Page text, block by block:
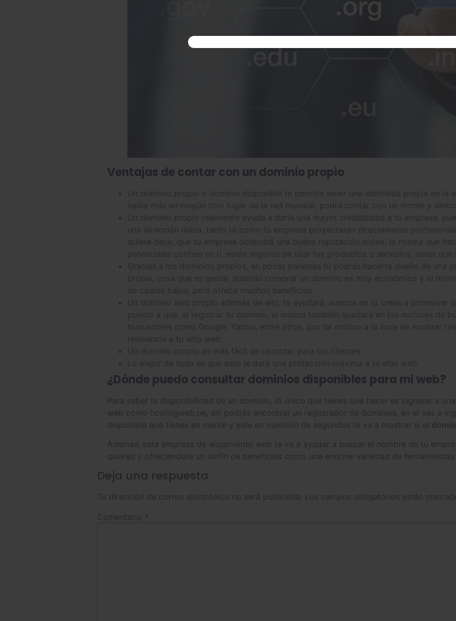
Ventajas de contar con un dominio propio
¿Dónde puedo consultar dominios disponibles para mi web?
Para saber la disponibilidad de un dominio, lo único que tienes que hacer es ingresar a
web como hostingweb.pe, allí podrás encontrar un registrador de dominios, en el vas a
disponible que tienes en mente y este en cuestión de segundos te va a mostrar si el
Además, esta empresa de alojamiento web te va a ayudar a buscar el nombre de tu
quieres y ofreciéndote un sinfín de beneficios como una enorme variedad de
Deja una respuesta
Tu dirección de correo electrónico no será publicada. Los campos obligatorios están
Comentario *